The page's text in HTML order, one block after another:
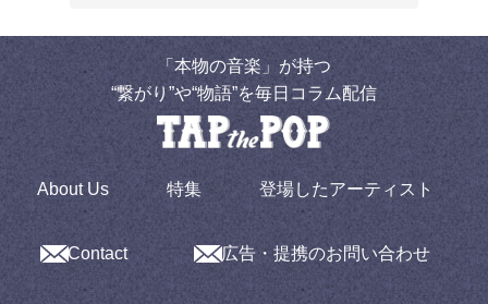
「本物の音楽」が持つ
“繋がり”や“物語”を毎日コラム配信
About Us 特集 登場したアーティスト
Contact 広告・提携のお問い合わせ